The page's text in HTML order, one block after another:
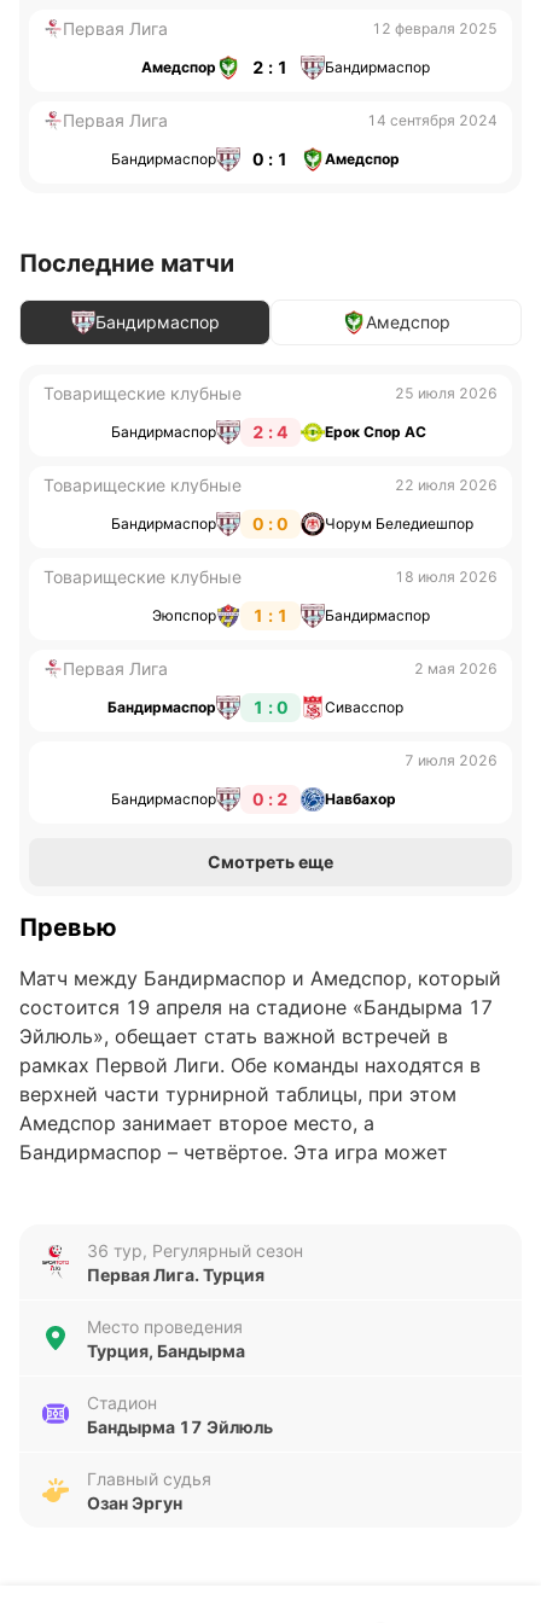
Первая Лига 12 февраля 2025
Амедспор 2 : 1 Бандирмаспор
Первая Лига 14 сентября 2024
Бандирмаспор 0 : 1 Амедспор
Последние матчи
Бандирмаспор Амедспор
Товарищеские клубные 25 июля 2026
Бандирмаспор 2 : 4 Ерок Спор АС
Товарищеские клубные 22 июля 2026
Бандирмаспор 0 : 0 Чорум Беледиешпор
Товарищеские клубные 18 июля 2026
Эюпспор 1 : 1 Бандирмаспор
Первая Лига 2 мая 2026
Бандирмаспор 1 : 0 Сивасспор
7 июля 2026
Бандирмаспор 0 : 2 Навбахор
Смотреть еще
Превью
Матч между Бандирмаспор и Амедспор, который
состоится 19 апреля на стадионе «Бандырма 17
Эйлюль», обещает стать важной встречей в
рамках Первой Лиги. Обе команды находятся в
верхней части турнирной таблицы, при этом
Амедспор занимает второе место, а
Бандирмаспор – четвёртое. Эта игра может
Анализ формы команд
показывают стабильность: три победы и две
пропустила всего два. Амедспор демонстрирует
ещё более уверенную серию, одержав четыре
мячей и также пропустив лишь два. Такая
результативность говорит о высоком уровне
36 тур, Регулярный сезон
Первая Лига. Турция
Место проведения
Турция, Бандырма
Стадион
Бандырма 17 Эйлюль
Главный судья
Озан Эргун